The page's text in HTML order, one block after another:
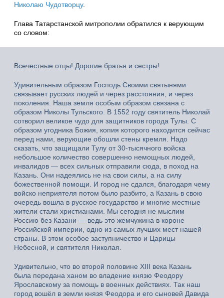
Николаю Чудотворцу.
Глава Татарстанской митрополии обратился к верующим
со словом:
Всечестные отцы! Дорогие братья и сестры!
Удивительным образом Господь Своими святынями
связывает русских людей и через расстояния, и через
поколения. Наша земля особым образом связана с
образом Николы Тульского. В 1552 году святитель Николай
сотворил великое чудо для защитников города Тулы. С
образом угодника Божия, копия которого находится сейчас
перед нами, верующие обошли стены кремля. Надо
сказать, что защищали Тулу от 30-тысячного войска
небольшое количество совершенно немощных людей,
инвалидов — всех сильных отправили сюда, в поход на
Казань. Они надеялись не на свои силы, а на силу
божественной помощи. И город не сдался, благодаря чему
войско неприятеля потом было разбито, а Казань в свою
очередь вошла в русское государство и многие местные
жители стали христианами. Мы сегодня не мыслим
Россию без Казани — ведь это жемчужина в короне
Российской империи, одно из самых лучших мест нашей
страны. В этом особое заступничество и Царицы
Небесной, и святителя Николая.
Удивительно, что во второй половине XIII века Казань
была передана ханом во владение князю Феодору
Ярославскому за помощь в военных действиях. Так наш
город вошёл в земли князя Феодора и его сыновей Давида